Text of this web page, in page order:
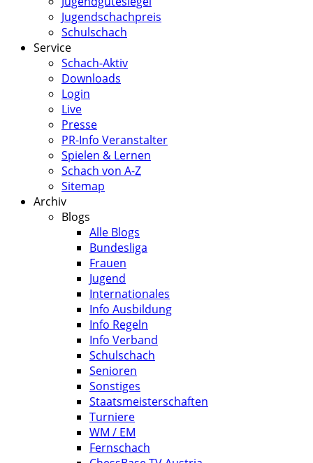
Jugendschachpreis
Schulschach
Service
Schach-Aktiv
Downloads
Login
Live
Presse
PR-Info Veranstalter
Spielen & Lernen
Schach von A-Z
Sitemap
Archiv
Blogs
Alle Blogs
Bundesliga
Frauen
Jugend
Internationales
Info Ausbildung
Info Regeln
Info Verband
Schulschach
Senioren
Sonstiges
Staatsmeisterschaften
Turniere
WM / EM
Fernschach